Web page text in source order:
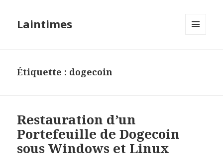
Laintimes
Étiquette : dogecoin
Restauration d’un
Portefeuille de Dogecoin
sous Windows et Linux